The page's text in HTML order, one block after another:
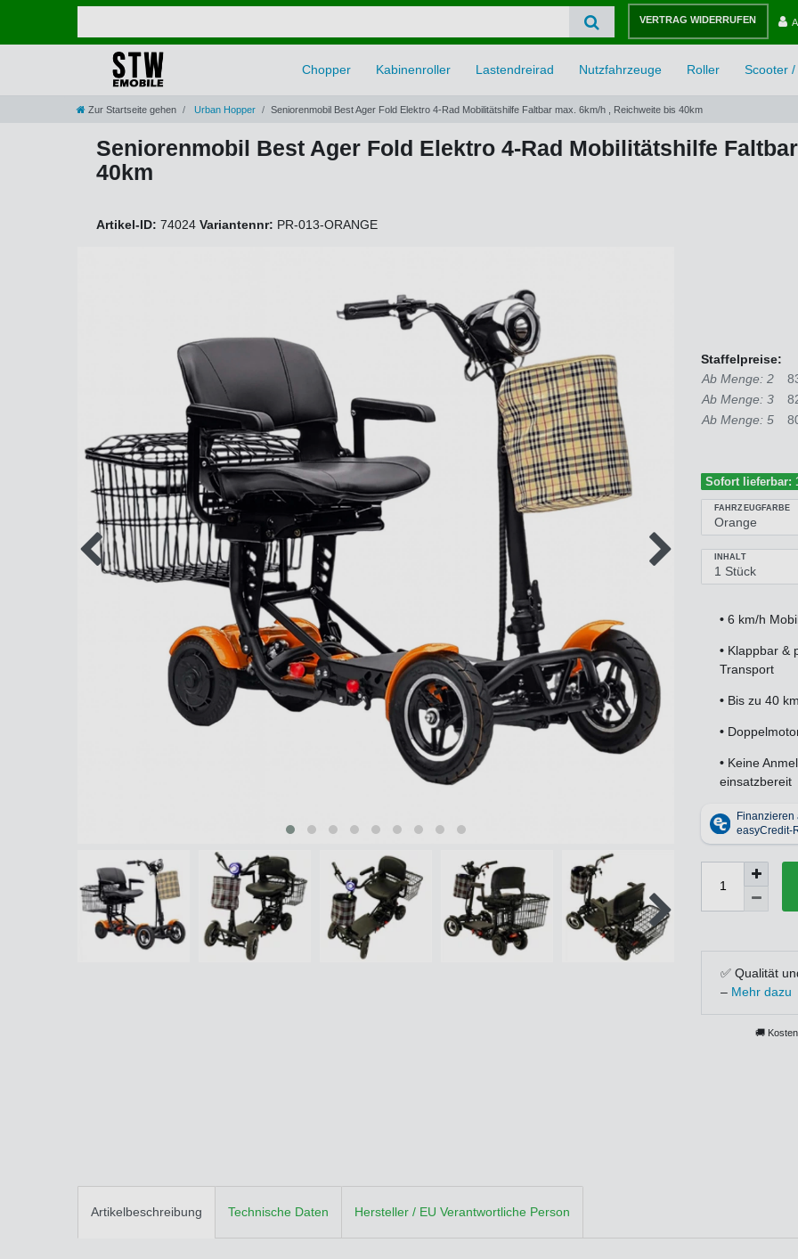
VERTRAG WIDERRUFEN
Chopper Kabinenroller Lastendreirad Nutzfahrzeuge Roller Scooter
Zur Startseite gehen Urban Hopper Seniorenmobil Best Ager Fold Elektro 4-Rad Mobilitätshilfe Faltbar max. 6km/h , Reichweite bis 40km
Seniorenmobil Best Ager Fold Elektro 4-Rad Mobilitätshilfe
40km
Artikel-ID: 74024 Variantennr: PR-013-ORANGE
Staffelpreise:
Ab Menge: 2
Ab Menge: 3
Ab Menge: 5
Sofort lieferbar:
FAHRZEUGFARBE
INHALT
• 6 km/h
• Klappbar &
Transport
• Bis zu 40
•
• Keine
einsatzbereit
✅ Qualität
– Mehr dazu
🚚
Artikelbeschreibung Technische Daten Hersteller / EU Verantwortliche Person